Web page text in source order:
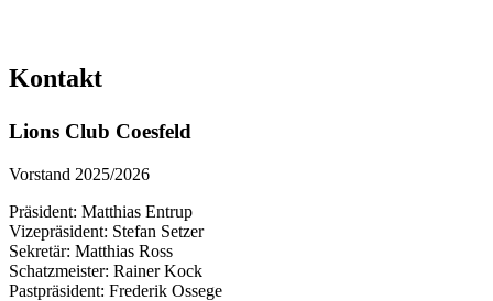
Kontakt
Lions Club Coesfeld
Vorstand 2025/2026
Präsident: Matthias Entrup
Vizepräsident: Stefan Setzer
Sekretär: Matthias Ross
Schatzmeister: Rainer Kock
Pastpräsident: Frederik Ossege